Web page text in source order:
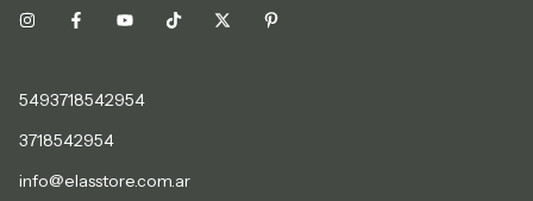
5493718542954
3718542954
info@elasstore.com.ar